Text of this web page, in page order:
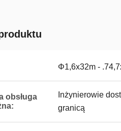
Φ1,6x32m -
obsługa
Inżynierowie
granicą